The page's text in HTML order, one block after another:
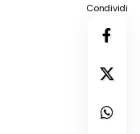
Condividi